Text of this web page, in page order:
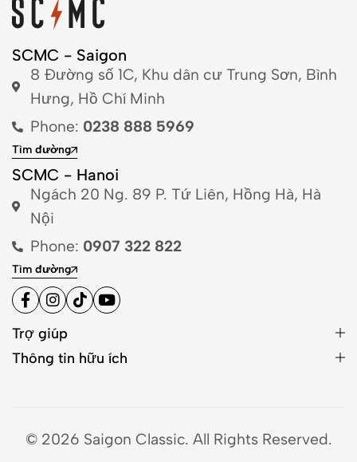
SCMC - Saigon
8 Đường số 1C, Khu dân cư Trung Sơn, Bình
Hưng, Hồ Chí Minh
Phone: 0238 888 5969
Tìm đường
SCMC - Hanoi
Ngách 20 Ng. 89 P. Tứ Liên, Hồng Hà, Hà
Nội
Phone: 0907 322 822
Tìm đường
Trợ giúp
Thông tin hữu ích
© 2026 Saigon Classic. All Rights Reserved.